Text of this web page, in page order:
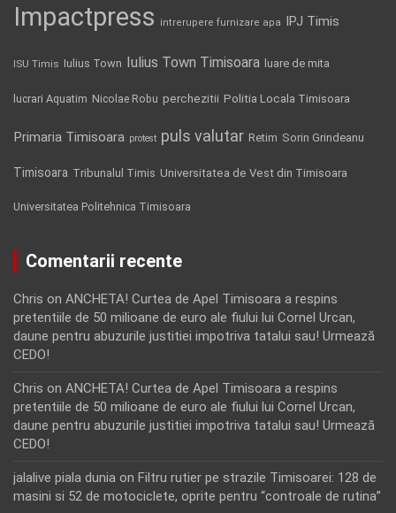
Impactpress intrerupere furnizare apa IPJ Timis
ISU Timis Iulius Town Iulius Town Timisoara luare de mita
lucrari Aquatim Nicolae Robu perchezitii Politia Locala Timisoara
Primaria Timisoara protest puls valutar Retim Sorin Grindeanu
Timisoara Tribunalul Timis Universitatea de Vest din Timisoara
Universitatea Politehnica Timisoara
Comentarii recente
Chris on ANCHETA! Curtea de Apel Timisoara a respins
pretentiile de 50 milioane de euro ale fiului lui Cornel Urcan,
daune pentru abuzurile justitiei impotriva tatalui sau! Urmează
CEDO!
Chris on ANCHETA! Curtea de Apel Timisoara a respins
pretentiile de 50 milioane de euro ale fiului lui Cornel Urcan,
daune pentru abuzurile justitiei impotriva tatalui sau! Urmează
CEDO!
jalalive piala dunia on Filtru rutier pe strazile Timisoarei: 128 de
masini si 52 de motociclete, oprite pentru “controale de rutina”